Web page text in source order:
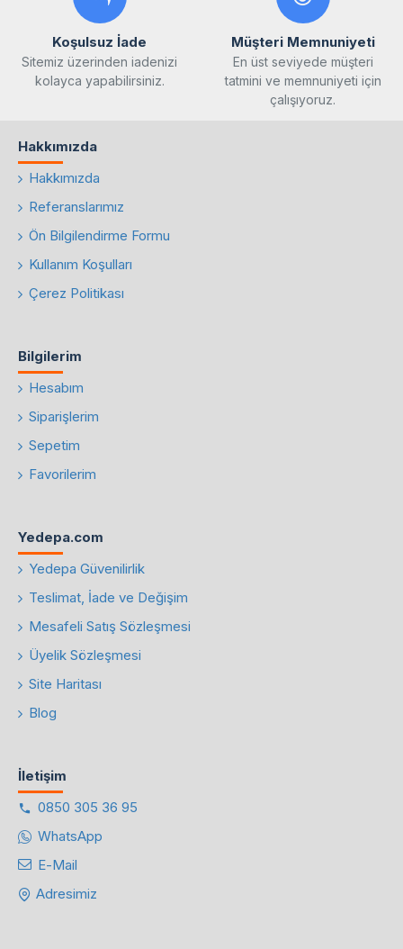
Koşulsuz İade
Sitemiz üzerinden iadenizi
kolayca yapabilirsiniz.
Müşteri Memnuniyeti
En üst seviyede müşteri
tatmini ve memnuniyeti için
çalışıyoruz.
Hakkımızda
Hakkımızda
Referanslarımız
Ön Bilgilendirme Formu
Kullanım Koşulları
Çerez Politikası
Bilgilerim
Hesabım
Siparişlerim
Sepetim
Favorilerim
Yedepa.com
Yedepa Güvenilirlik
Teslimat, İade ve Değişim
Mesafeli Satış Sözleşmesi
Üyelik Sözleşmesi
Site Haritası
Blog
İletişim
0850 305 36 95
WhatsApp
E-Mail
Adresimiz